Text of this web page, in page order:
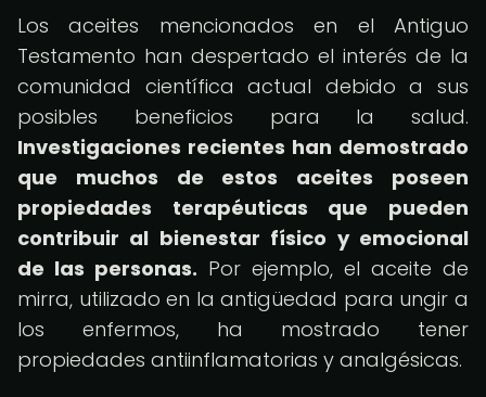
Los aceites mencionados en el Antiguo
Testamento han despertado el interés de la
comunidad científica actual debido a sus
posibles beneficios para la salud.
Investigaciones recientes han demostrado
que muchos de estos aceites poseen
propiedades terapéuticas que pueden
contribuir al bienestar físico y emocional
de las personas. Por ejemplo, el aceite de
mirra, utilizado en la antigüedad para ungir a
los enfermos, ha mostrado tener
propiedades antiinflamatorias y analgésicas.